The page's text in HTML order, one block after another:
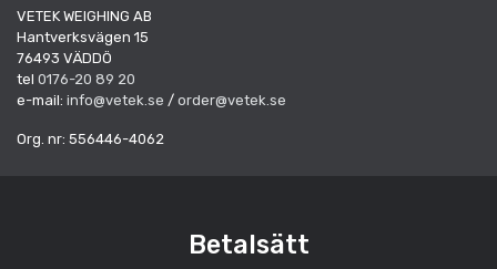
VETEK WEIGHING AB
Hantverksvägen 15
76493 VÄDDÖ
tel 0176-20 89 20
e-mail: info@vetek.se / order@vetek.se
Org. nr: 556446-4062
Betalsätt